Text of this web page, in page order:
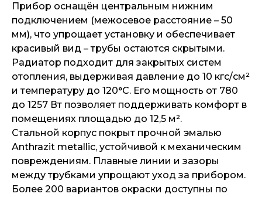
Прибор оснащён центральным нижним
подключением (межосевое расстояние – 50
мм), что упрощает установку и обеспечивает
красивый вид – трубы остаются скрытыми.
Радиатор подходит для закрытых систем
отопления, выдерживая давление до 10 кгс/см²
и температуру до 120°C. Его мощность от 780
до 1257 Вт позволяет поддерживать комфорт в
помещениях площадью до 12,5 м².
Стальной корпус покрыт прочной эмалью
Anthrazit metallic, устойчивой к механическим
повреждениям. Плавные линии и зазоры
между трубками упрощают уход за прибором.
Более 200 вариантов окраски доступны по